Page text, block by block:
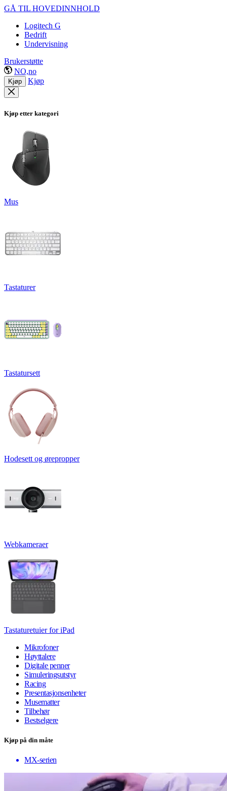
GÅ TIL HOVEDINNHOLD
Logitech G
Bedrift
Undervisning
Brukerstøtte
NO,no
Kjøp Kjøp
Kjøp etter kategori
Mus
Tastaturer
Tastatursett
Hodesett og ørepropper
Webkameraer
Tastaturetuier for iPad
Mikrofoner
Høyttalere
Digitale penner
Simuleringsutstyr
Racing
Presentasjonsenheter
Musematter
Tilbehør
Bestselgere
Kjøp på din måte
MX-serien